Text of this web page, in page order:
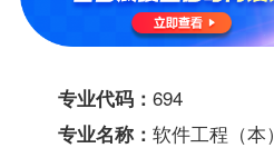
专业代码： 694
专业名称： 软件工程（本）